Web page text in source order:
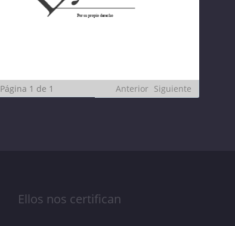
Página 1 de 1 Anterior Siguiente
Ellos nos certifican